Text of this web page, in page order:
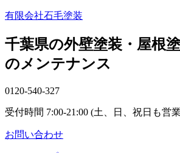
有限会社石毛塗装
千葉県の外壁塗装・屋根
のメンテナンス
0120-540-327
受付時間 7:00-21:00 (土、日、祝日も営
お問い合わせ